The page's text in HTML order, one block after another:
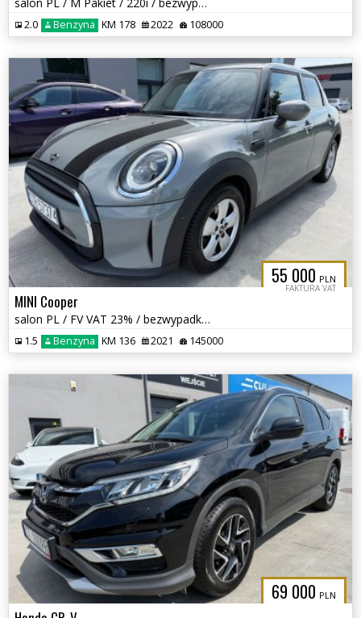
2.0 Benzyna KM 178 2022 108000
55 000 PLN
FAKTURA VAT
MINI Cooper
salon PL / FV VAT 23% / bezwypadkowy /
1.5 Benzyna KM 136 2021 145000
69 000 PLN